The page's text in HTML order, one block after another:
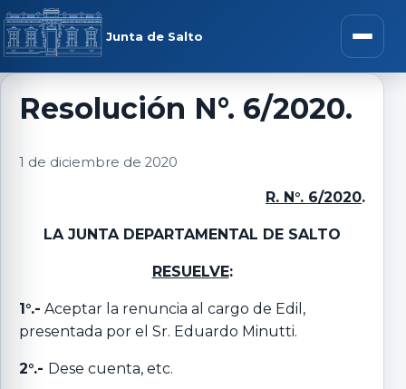
Saltar al contenido
Junta de Salto Abrir
menú
Resolución N°. 6/2020.
1 de diciembre de 2020
R. N°. 6/2020.
LA JUNTA DEPARTAMENTAL DE SALTO
RESUELVE:
1°.- Aceptar la renuncia al cargo de Edil,
presentada por el Sr. Eduardo Minutti.
2°.- Dese cuenta, etc.